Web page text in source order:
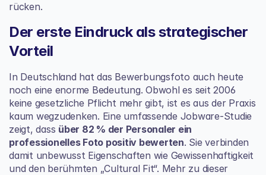
rücken.
Der erste Eindruck als strategischer
Vorteil
In Deutschland hat das Bewerbungsfoto auch heute
noch eine enorme Bedeutung. Obwohl es seit 2006
keine gesetzliche Pflicht mehr gibt, ist es aus der Praxis
kaum wegzudenken. Eine umfassende Jobware-Studie
zeigt, dass über 82 % der Personaler ein
professionelles Foto positiv bewerten. Sie verbinden
damit unbewusst Eigenschaften wie Gewissenhaftigkeit
und den berühmten „Cultural Fit“. Mehr zu dieser